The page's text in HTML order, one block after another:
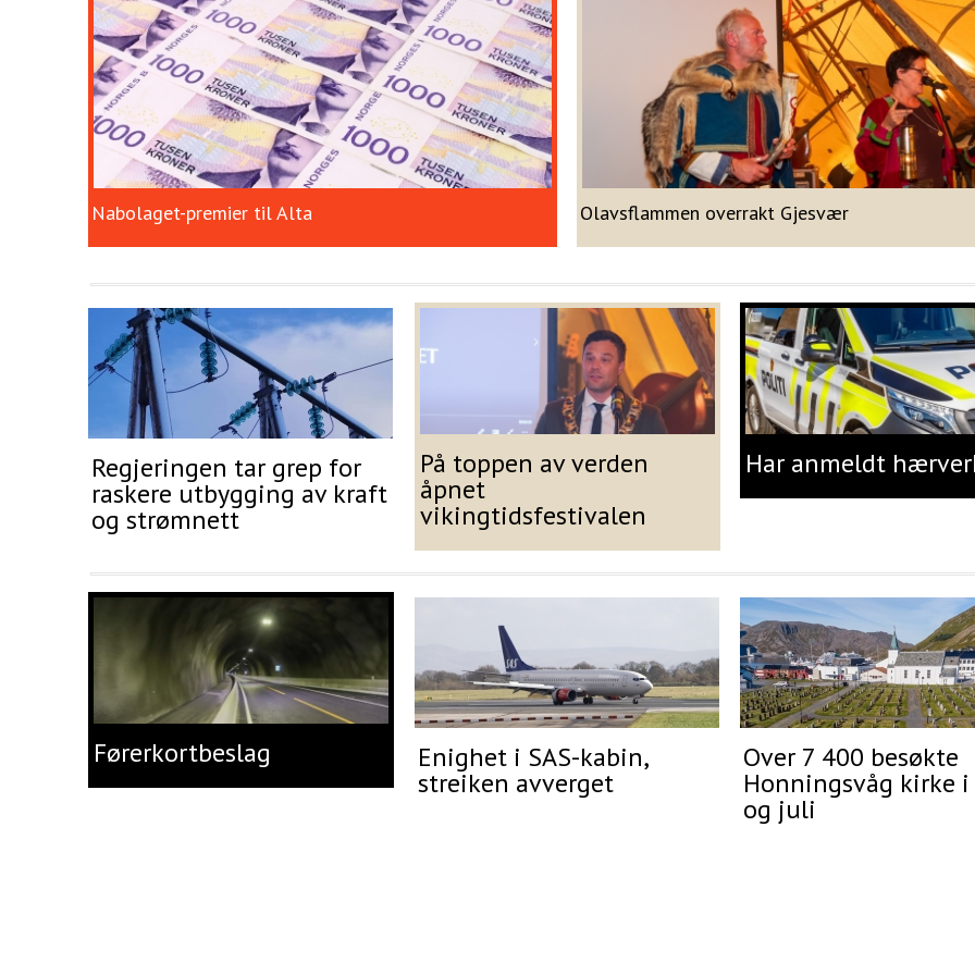
Nabolaget-premier til Alta Olavsflammen overrakt Gjesvær
Regjeringen tar grep for
raskere utbygging av kraft
og strømnett
På toppen av verden
åpnet
vikingtidsfestivalen
Har anmeldt
Førerkortbeslag Enighet i SAS-kabin,
streiken avverget
Over 7 400 besøkte
Honningsvåg kirke
og juli